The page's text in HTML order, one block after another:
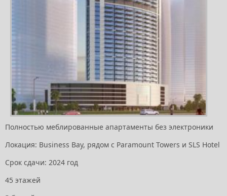
Полностью меблированные апартаменты без электроники
Локация: Business Bay, рядом с Paramount Towers и SLS Hotel
Срок сдачи: 2024 год
45 этажей